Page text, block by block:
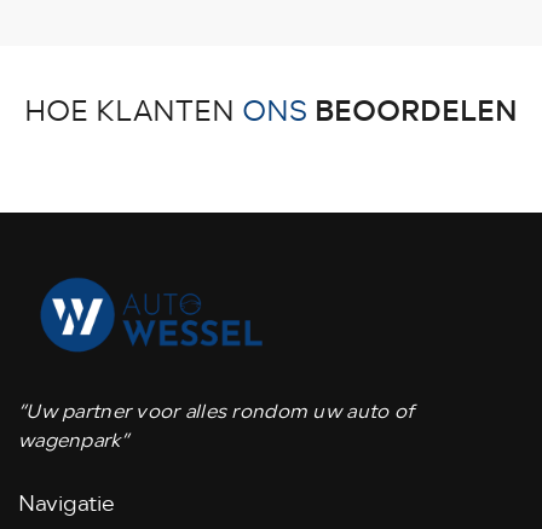
HOE KLANTEN ONS BEOORDELEN
“Uw partner voor alles rondom uw auto of
wagenpark”
Navigatie